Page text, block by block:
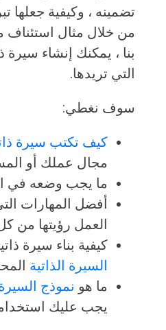
تضمينه ، وكيفية جعلها
من خلال مثال استئناف
بنا ، يمكنك إنشاء سيرة
التي تريدها.
سوف نغطي:
كيف تكتب سيرة
مجال عملك أو
ما يجب وضعه في
أفضل المهارات
العمل رؤيتها من
كيفية بناء سيرة
السيرة الذاتية
ما هو نموذج السيرة
يجب عليك